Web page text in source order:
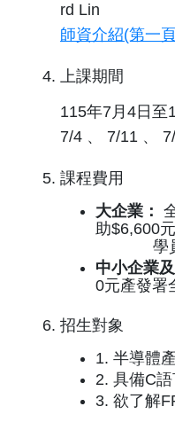
rd Lin
師資介紹(第一
上課期間
115年7月4日至
7/4 、 7/11 、
課程費用
大企業：
助$6,600元
學員自
中小企業
0元產發署
招生對象
1. 半導體
2. 具備C
3. 欲了解